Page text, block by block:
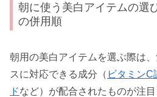
朝に使う美白アイテムの選
の併用順
朝用の美白アイテムを選ぶ際は
スに対応できる成分（ ビタミンC
ドなど）が配合されたものが注